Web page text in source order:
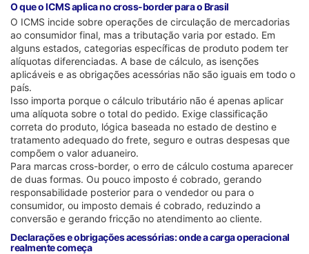
O que o ICMS aplica no cross-border para o Brasil
O ICMS incide sobre operações de circulação de mercadorias
ao consumidor final, mas a tributação varia por estado. Em
alguns estados, categorias específicas de produto podem ter
alíquotas diferenciadas. A base de cálculo, as isenções
aplicáveis e as obrigações acessórias não são iguais em todo o
país.
Isso importa porque o cálculo tributário não é apenas aplicar
uma alíquota sobre o total do pedido. Exige classificação
correta do produto, lógica baseada no estado de destino e
tratamento adequado do frete, seguro e outras despesas que
compõem o valor aduaneiro.
Para marcas cross-border, o erro de cálculo costuma aparecer
de duas formas. Ou pouco imposto é cobrado, gerando
responsabilidade posterior para o vendedor ou para o
consumidor, ou imposto demais é cobrado, reduzindo a
conversão e gerando fricção no atendimento ao cliente.
Declarações e obrigações acessórias: onde a carga operacional
realmente começa